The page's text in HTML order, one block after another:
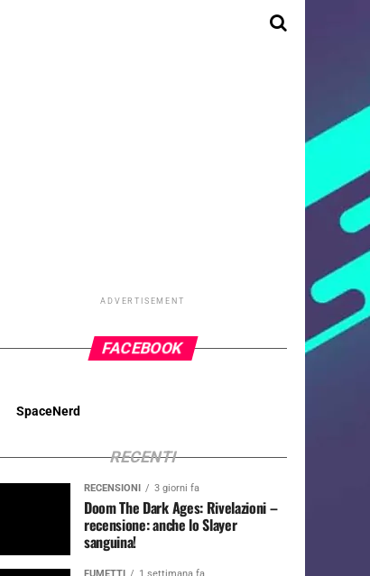
ADVERTISEMENT
FACEBOOK
SpaceNerd
RECENTI
RECENSIONI 3 giorni fa
Doom The Dark Ages: Rivelazioni –
recensione: anche lo Slayer
sanguina!